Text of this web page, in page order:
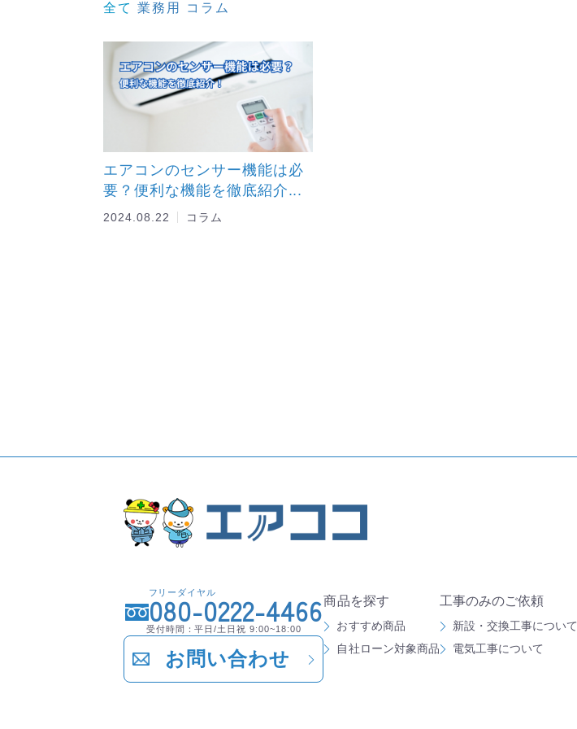
全て 業務用 コラム
エアコンのセンサー機能は必
要？便利な機能を徹底紹介...
2024.08.22 コラム
フリーダイヤル
080-0222-4466
受付時間：平日/土日祝 9:00~18:00
お問い合わせ
商品を探す
おすすめ商品
自社ローン対象商品
工事のみのご依頼
新設・交換工事について
電気工事について